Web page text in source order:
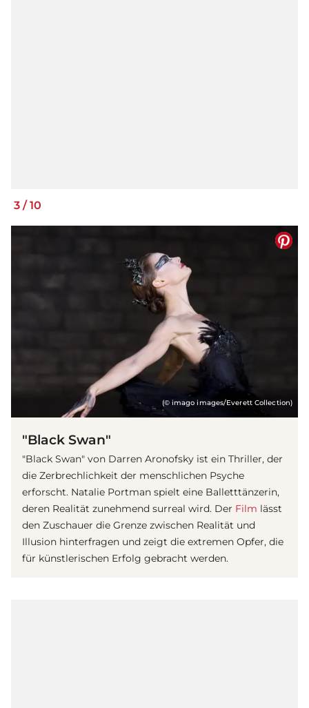
3 /10
(© imago images/Everett Collection)
"Black Swan"
"Black Swan" von Darren Aronofsky ist ein Thriller, der
die Zerbrechlichkeit der menschlichen Psyche
erforscht. Natalie Portman spielt eine Balletttänzerin,
deren Realität zunehmend surreal wird. Der Film lässt
den Zuschauer die Grenze zwischen Realität und
Illusion hinterfragen und zeigt die extremen Opfer, die
für künstlerischen Erfolg gebracht werden.